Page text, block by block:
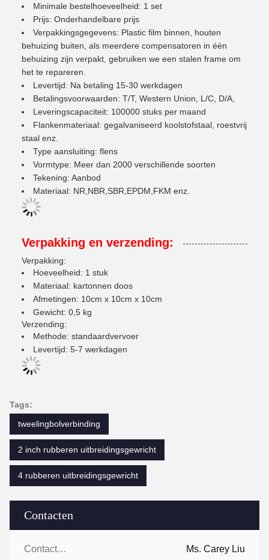
Contacten
Contacten: Ms. Carey Liu
Minimale bestelhoeveelheid: 1 set
Prijs: Onderhandelbare prijs
Verpakkingsgegevens: Plastic film binnen, houten
behuizing buiten, als meerdere compensatoren in één
behuizing zijn verpakt, gebruiken we een stalen frame om
het te repareren.
Levertijd: Na betaling 15-30 werkdagen
Betalingsvoorwaarden: T/T, Western Union, L/C, D/A,
Leveringscapaciteit: 100000 stuks per maand
Flankenmateriaal: gegalvaniseerd koolstofstaal, roestvrij
staal enz.
Type aansluiting: flens
Vormtype: Meer dan 2000 verschillende soorten
Tekening: Aanbod
Materiaal: NR,NBR,SBR,EPDM,FKM enz.
Verpakking en verzending:
Verpakking:
Hoeveelheid: 1 stuk
Materiaal: kartonnen doos
Afmetingen: 10cm x 10cm x 10cm
Gewicht: 0,5 kg
Verzending:
Methode: standaardvervoer
Levertijd: 5-7 werkdagen
Tags:
tweelingbolverbinding
2 inch rubberen uitbreidingsgewricht
4 rubberen uitbreidingsgewricht